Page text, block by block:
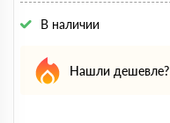
В наличии
Нашли